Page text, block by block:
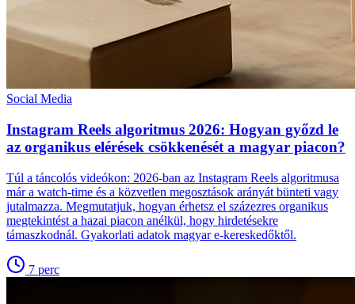
Social Media
Instagram Reels algoritmus 2026: Hogyan győzd le
az organikus elérések csökkenését a magyar piacon?
Túl a táncolós videókon: 2026-ban az Instagram Reels algoritmusa
már a watch-time és a közvetlen megosztások arányát bünteti vagy
jutalmazza. Megmutatjuk, hogyan érhetsz el százezres organikus
megtekintést a hazai piacon anélkül, hogy hirdetésekre
támaszkodnál. Gyakorlati adatok magyar e-kereskedőktől.
7 perc